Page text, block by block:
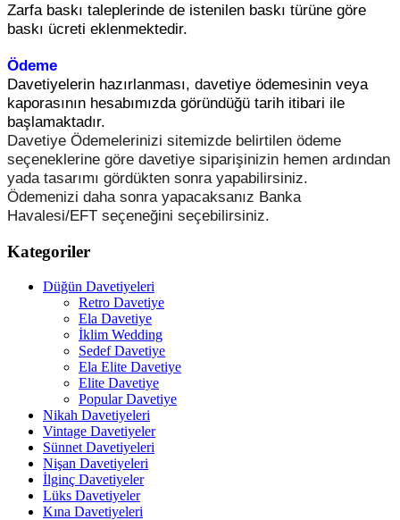
Zarfa baskı taleplerinde de istenilen baskı türüne göre
baskı ücreti eklenmektedir.
Ödeme
Davetiyelerin hazırlanması, davetiye ödemesinin veya
kaporasının hesabımızda göründüğü tarih itibari ile
başlamaktadır.
Davetiye Ödemelerinizi sitemizde belirtilen ödeme
seçeneklerine göre davetiye siparişinizin hemen ardından
yada tasarımı gördükten sonra yapabilirsiniz.
Ödemenizi daha sonra yapacaksanız Banka
Havalesi/EFT seçeneğini seçebilirsiniz.
Kategoriler
Düğün Davetiyeleri
Retro Davetiye
Ela Davetiye
İklim Wedding
Sedef Davetiye
Ela Elite Davetiye
Elite Davetiye
Popular Davetiye
Nikah Davetiyeleri
Vintage Davetiyeler
Sünnet Davetiyeleri
Nişan Davetiyeleri
İlginç Davetiyeler
Lüks Davetiyeler
Kına Davetiyeleri